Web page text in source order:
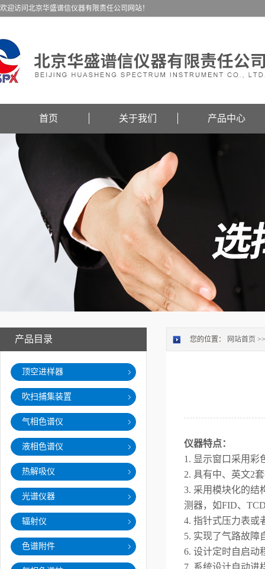
欢迎访问北京华盛谱信仪器有限责任公司网站！
首页 关于我们 产品中心
产品目录
顶空进样器
吹扫捕集装置
气相色谱仪
液相色谱仪
热解吸仪
光谱仪器
辐射仪
色谱附件
您的位置： 网站首页
仪器特点：
1. 显示窗口采用彩
2. 具有中、英文2
3. 采用模块化的结
测器，如FID、
4. 指针式压力表或
5. 实现了气路故障
6. 设计定时自启动
7. 系统设计自动进